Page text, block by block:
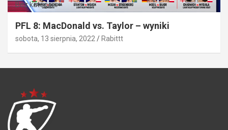
Bez kategorii
PFL 8: MacDonald vs. Taylor – wyniki
sobota, 13 sierpnia, 2022 Rabittt